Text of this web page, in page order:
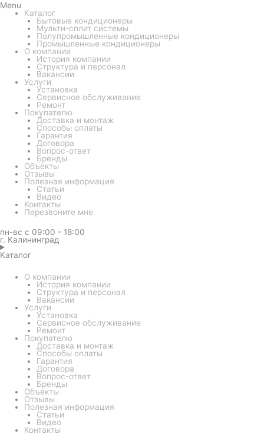
Menu
Каталог
Бытовые кондиционеры
Мульти-сплит системы
Полупромышленные кондиционеры
Промышленные кондиционеры
О компании
История компании
Структура и персонал
Вакансии
Услуги
Установка
Сервисное обслуживание
Ремонт
Покупателю
Доставка и монтаж
Способы оплаты
Гарантия
Договора
Вопрос-ответ
Бренды
Объекты
Отзывы
Полезная информация
Статьи
Видео
Контакты
Перезвоните мне
пн-вс с 09:00 - 18:00
г. Калининград
Каталог
О компании
История компании
Структура и персонал
Вакансии
Услуги
Установка
Сервисное обслуживание
Ремонт
Покупателю
Доставка и монтаж
Способы оплаты
Гарантия
Договора
Вопрос-ответ
Бренды
Объекты
Отзывы
Полезная информация
Статьи
Видео
Контакты